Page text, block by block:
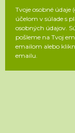
Tvoje osobné
účelom v súlade s
osobných údajov.
pošleme na Tvoj
emailom alebo
emailu.